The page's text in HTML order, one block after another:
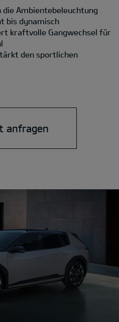
die Ambientebeleuchtung
bis dynamisch
kraftvolle Gangwechsel für
den sportlichen
anfragen